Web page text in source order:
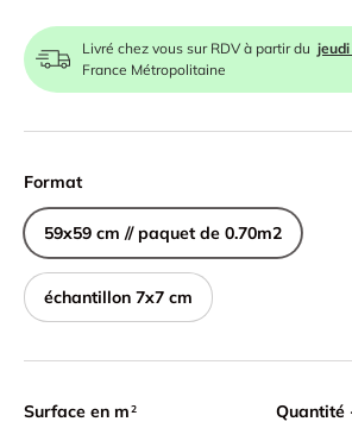
Livré chez vous sur RDV à partir du
France Métropolitaine
Format
59x59 cm // paquet de 0.70m2
échantillon 7x7 cm
Surface en m 2 Quantité
Quantité